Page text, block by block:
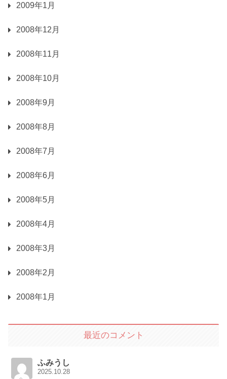
2009年1月
2008年12月
2008年11月
2008年10月
2008年9月
2008年8月
2008年7月
2008年6月
2008年5月
2008年4月
2008年3月
2008年2月
2008年1月
最近のコメント
ふみうし
2025.10.28